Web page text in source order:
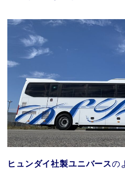
ヒュンダイ社製ユニバースの